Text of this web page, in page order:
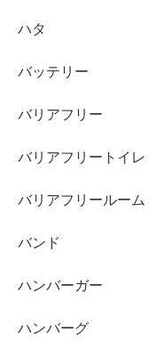
ハタ
バッテリー
バリアフリー
バリアフリートイレ
バリアフリールーム
バンド
ハンバーガー
ハンバーグ